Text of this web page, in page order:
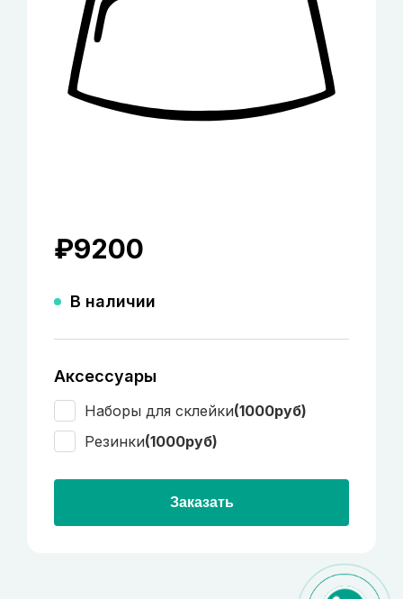
₽9200
В наличии
Аксессуары
Наборы для склейки(1000руб)
Резинки(1000руб)
Заказать